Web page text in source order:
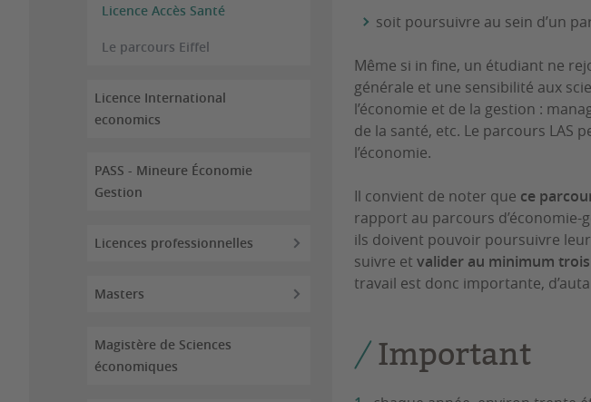
Licence Accès Santé
Le parcours Eiffel
Licence International
economics
PASS - Mineure Économie
Gestion
Licences professionnelles
Masters
Magistère de Sciences
économiques
soit poursuivre au sein d’un
Même si in fine, un étudiant ne
générale et une sensibilité aux
l’économie et de la gestion :
de la santé, etc. Le parcours LAS
l’économie.
Il convient de noter que ce
rapport au parcours d’économie-
ils doivent pouvoir poursuivre
suivre et valider au minimum trois
travail est donc importante,
Important